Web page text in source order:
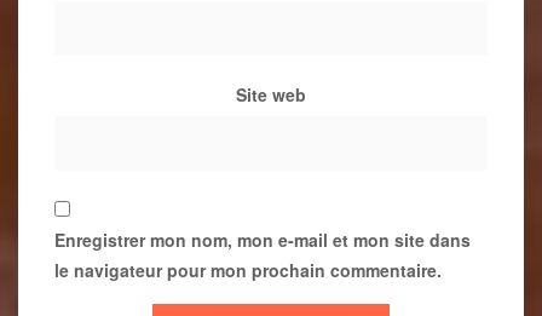
Site web
Enregistrer mon nom, mon e-mail et mon site dans
le navigateur pour mon prochain commentaire.